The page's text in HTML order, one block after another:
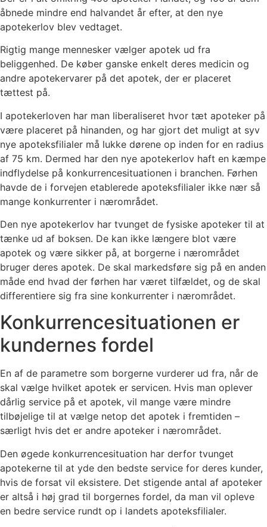
åbnede mindre end halvandet år efter, at den nye
apotekerlov blev vedtaget.
Rigtig mange mennesker vælger apotek ud fra
beliggenhed. De køber ganske enkelt deres medicin og
andre apotekervarer på det apotek, der er placeret
tættest på.
I apotekerloven har man liberaliseret hvor tæt apoteker på
være placeret på hinanden, og har gjort det muligt at syv
nye apoteksfilialer må lukke dørene op inden for en radius
af 75 km. Dermed har den nye apotekerlov haft en kæmpe
indflydelse på konkurrencesituationen i branchen. Førhen
havde de i forvejen etablerede apoteksfilialer ikke nær så
mange konkurrenter i nærområdet.
Den nye apotekerlov har tvunget de fysiske apoteker til at
tænke ud af boksen. De kan ikke længere blot være
apotek og være sikker på, at borgerne i nærområdet
bruger deres apotek. De skal markedsføre sig på en anden
måde end hvad der førhen har været tilfældet, og de skal
differentiere sig fra sine konkurrenter i nærområdet.
Konkurrencesituationen er
kundernes fordel
En af de parametre som borgerne vurderer ud fra, når de
skal vælge hvilket apotek er servicen. Hvis man oplever
dårlig service på et apotek, vil mange være mindre
tilbøjelige til at vælge netop det apotek i fremtiden –
særligt hvis det er andre apoteker i nærområdet.
Den øgede konkurrencesituation har derfor tvunget
apotekerne til at yde den bedste service for deres kunder,
hvis de forsat vil eksistere. Det stigende antal af apoteker
er altså i høj grad til borgernes fordel, da man vil opleve
en bedre service rundt op i landets apoteksfilialer.